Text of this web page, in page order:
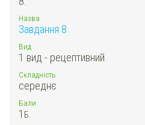
Назва
Завдання 8
Вид
1 вид - рецептивний
Складність
середнє
Бали
1 Б.